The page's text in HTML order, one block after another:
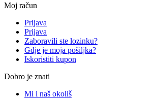
Moj račun
Prijava
Prijava
Zaboravili ste lozinku?
Gdje je moja pošiljka?
Iskoristiti kupon
Dobro je znati
Mi i naš okoliš